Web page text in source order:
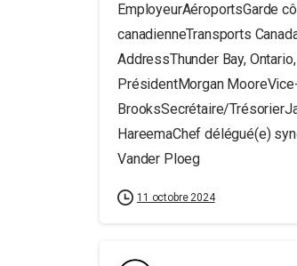
EmployeurAéroportsGarde
canadienneTransports
AddressThunder Bay,
PrésidentMorgan
BrooksSecrétaire/
HareemaChef délégué(e)
Vander Ploeg
11 octobre 2024